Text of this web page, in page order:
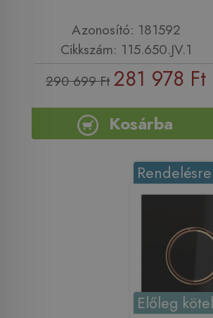
Azonosító: 181592
Cikkszám: 115.650.JV.1
290 699 Ft 281 978 Ft
Kosárba
Rendelésre
Előleg